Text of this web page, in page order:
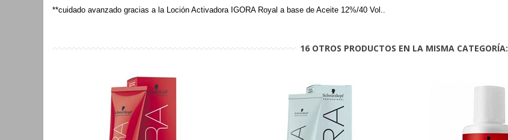
**cuidado avanzado gracias a la Loción Activadora IGORA Royal a base de Aceite 12%/40 Vol..
16 OTROS PRODUCTOS EN LA MISMA CATEGORÍA: